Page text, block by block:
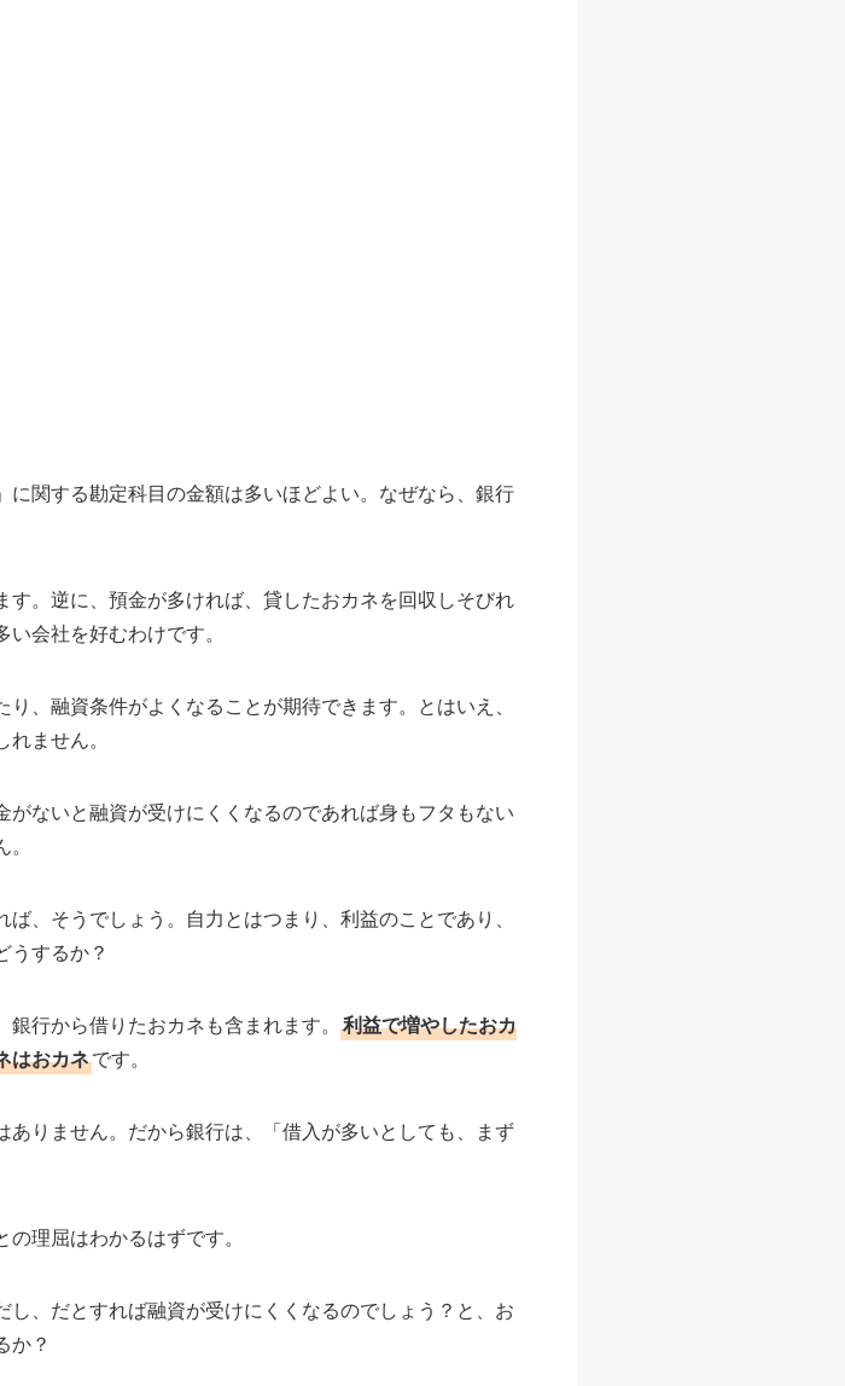
関する勘定科目の金額は多いほどよい。なぜなら、銀行
。逆に、預金が多ければ、貸したおカネを回収しそびれ
会社を好むわけです。
、融資条件がよくなることが期待できます。とはいえ、
ません。
ないと融資が受けにくくなるのであれば身もフタもない
、そうでしょう。自力とはつまり、利益のことであり、
うするか？
行から借りたおカネも含まれます。 利益で増やしたおカ
はおカネです。
りません。だから銀行は、「借入が多いとしても、まず
理屈はわかるはずです。
、だとすれば融資が受けにくくなるのでしょう？と、お
か？